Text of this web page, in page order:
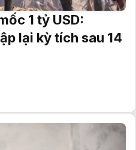
1 tỷ USD:
lại kỳ tích sau 14